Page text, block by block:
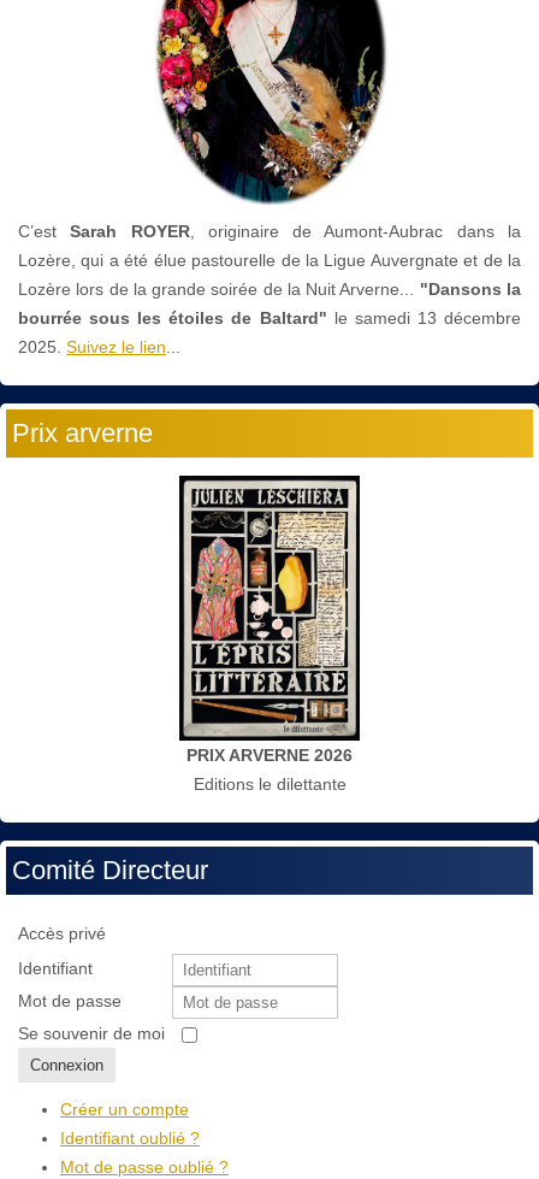
C’estSarah ROYER, originaire de Aumont-Aubrac dans la
Lozère, qui a été élue pastourelle de la Ligue Auvergnate et de la
Lozère lors de la grande soirée de la Nuit Arverne... "Dansons la
bourrée sous les étoiles de Baltard" le samedi 13 décembre
2025. Suivez le lien...
Prix arverne
PRIX ARVERNE 2026
Editions le dilettante
Comité Directeur
Accès privé
Identifiant
Mot de passe
Se souvenir de moi
Connexion
Créer un compte
Identifiant oublié ?
Mot de passe oublié ?